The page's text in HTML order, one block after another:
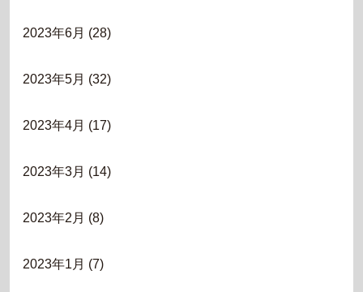
2023年6月 (28)
2023年5月 (32)
2023年4月 (17)
2023年3月 (14)
2023年2月 (8)
2023年1月 (7)